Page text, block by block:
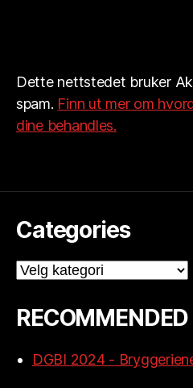
Dette nettstedet bruker
spam. Finn ut mer om
dine behandles.
Categories
Categories
RECOMMENDED
DGBI 2024 -